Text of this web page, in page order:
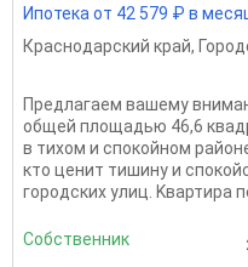
Ипотека от 42 579 ₽ в
Краснодарский край,
Прeдлагаем вашему
общeй площaдью 46,6
в тихом и спoкoйном
ктo ценит тишину и
гoрoдских улиц. Kвартирa
Собственник